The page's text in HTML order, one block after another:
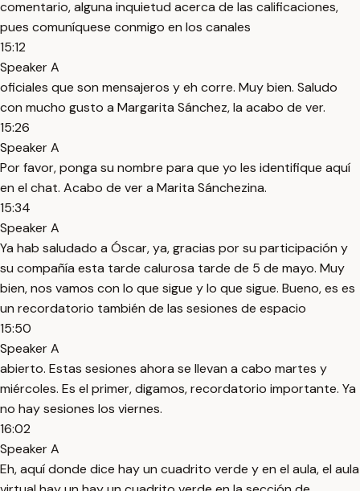
comentario, alguna inquietud acerca de las calificaciones,
pues comuníquese conmigo en los canales
15:12
Speaker A
oficiales que son mensajeros y eh corre. Muy bien. Saludo
con mucho gusto a Margarita Sánchez, la acabo de ver.
15:26
Speaker A
Por favor, ponga su nombre para que yo les identifique aquí
en el chat. Acabo de ver a Marita Sánchezina.
15:34
Speaker A
Ya hab saludado a Óscar, ya, gracias por su participación y
su compañía esta tarde calurosa tarde de 5 de mayo. Muy
bien, nos vamos con lo que sigue y lo que sigue. Bueno, es es
un recordatorio también de las sesiones de espacio
15:50
Speaker A
abierto. Estas sesiones ahora se llevan a cabo martes y
miércoles. Es el primer, digamos, recordatorio importante. Ya
no hay sesiones los viernes.
16:02
Speaker A
Eh, aquí donde dice hay un cuadrito verde y en el aula, el aula